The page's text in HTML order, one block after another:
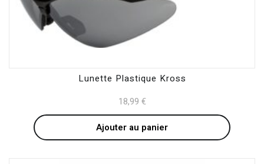
Lunette Plastique Kross
18,99 €
Ajouter au panier